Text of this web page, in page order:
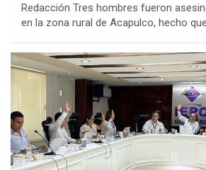
Redacción Tres hombres fueron
en la zona rural de Acapulco, hecho